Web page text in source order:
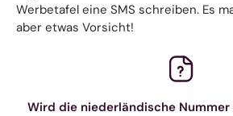
Werbetafel eine SMS schreiben. Es
aber etwas Vorsicht!
Wird die niederländische Nummer